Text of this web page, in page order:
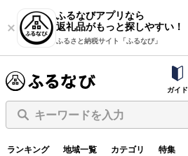
ふるなびアプリなら
返礼品がもっと探しやすい！
ふるさと納税サイト「ふるなび」
ガイド
キーワードを入力
ランキング 地域一覧 カテゴリ 特集